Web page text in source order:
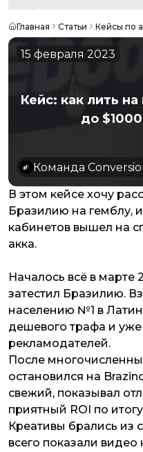
Главная Статьи Кейсы по
15 февраля 2023
Кейс: как лить
до
Команда
В этом кейсе хочу
Бразилию на гемблу,
кабинетов вышел на
акка.
Началось всё в марте
затестил Бразилию.
населению №1 в
дешевого трафа и
рекламодателей.
После
остановился на
свежий, показывал
приятный ROI по
Креативы брались из
всего показали